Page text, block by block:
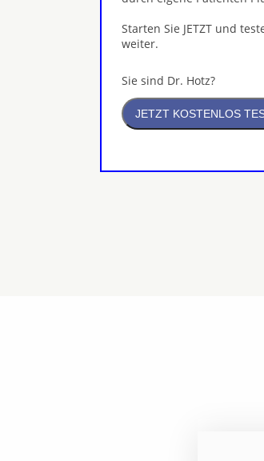
Starten Sie JETZT und
weiter.
Sie sind Dr. Hotz?